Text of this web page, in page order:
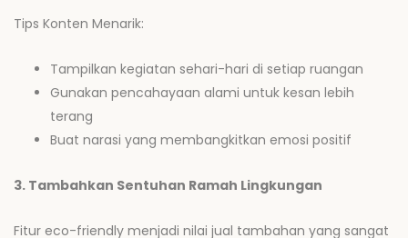
Tips Konten Menarik:
Tampilkan kegiatan sehari-hari di setiap ruangan
Gunakan pencahayaan alami untuk kesan lebih
terang
Buat narasi yang membangkitkan emosi positif
3. Tambahkan Sentuhan Ramah Lingkungan
Fitur eco-friendly menjadi nilai jual tambahan yang sangat